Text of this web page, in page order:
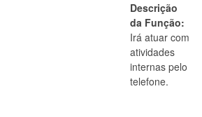
Descrição
da Função:
Irá atuar com
atividades
internas pelo
telefone.